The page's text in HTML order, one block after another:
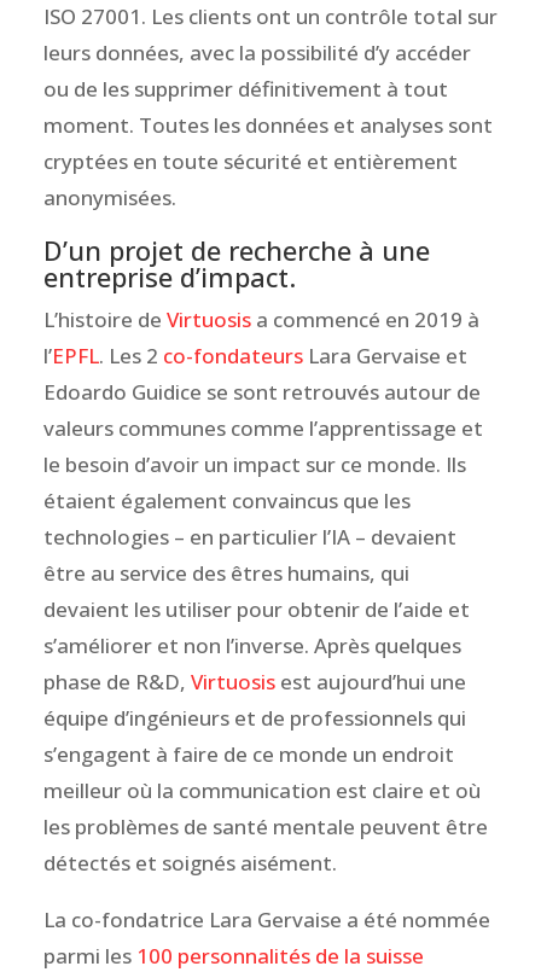
ISO 27001. Les clients ont un contrôle total sur
leurs données, avec la possibilité d’y accéder
ou de les supprimer définitivement à tout
moment. Toutes les données et analyses sont
cryptées en toute sécurité et entièrement
anonymisées.
D’un projet de recherche à une
entreprise d’impact.
L’histoire de Virtuosisa commencé en 2019 à
l’EPFL. Les 2 co-fondateursLara Gervaise et
Edoardo Guidice se sont retrouvés autour de
valeurs communes comme l’apprentissage et
le besoin d’avoir un impact sur ce monde. Ils
étaient également convaincus que les
technologies – en particulier l’IA – devaient
être au service des êtres humains, qui
devaient les utiliser pour obtenir de l’aide et
s’améliorer et non l’inverse. Après quelques
phase de R&D, Virtuosisest aujourd’hui une
équipe d’ingénieurs et de professionnels qui
s’engagent à faire de ce monde un endroit
meilleur où la communication est claire et où
les problèmes de santé mentale peuvent être
détectés et soignés aisément.
La co-fondatrice Lara Gervaise a été nommée
parmi les 100 personnalités de la suisse